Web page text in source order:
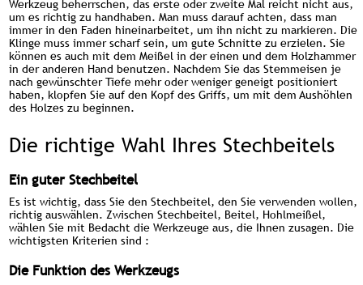
Werkzeug beherrschen, das erste oder zweite Mal reicht nicht aus,
um es richtig zu handhaben. Man muss darauf achten, dass man
immer in den Faden hineinarbeitet, um ihn nicht zu markieren. Die
Klinge muss immer scharf sein, um gute Schnitte zu erzielen. Sie
können es auch mit dem Meißel in der einen und dem Holzhammer
in der anderen Hand benutzen. Nachdem Sie das Stemmeisen je
nach gewünschter Tiefe mehr oder weniger geneigt positioniert
haben, klopfen Sie auf den Kopf des Griffs, um mit dem Aushöhlen
des Holzes zu beginnen.
Die richtige Wahl Ihres Stechbeitels
Ein guter Stechbeitel
Es ist wichtig, dass Sie den Stechbeitel, den Sie verwenden wollen,
richtig auswählen. Zwischen Stechbeitel, Beitel, Hohlmeißel,
wählen Sie mit Bedacht die Werkzeuge aus, die Ihnen zusagen. Die
wichtigsten Kriterien sind :
Die Funktion des Werkzeugs